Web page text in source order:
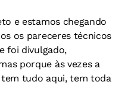
e estamos chegando
os pareceres técnicos
foi divulgado,
porque às vezes a
tem tudo aqui, tem toda